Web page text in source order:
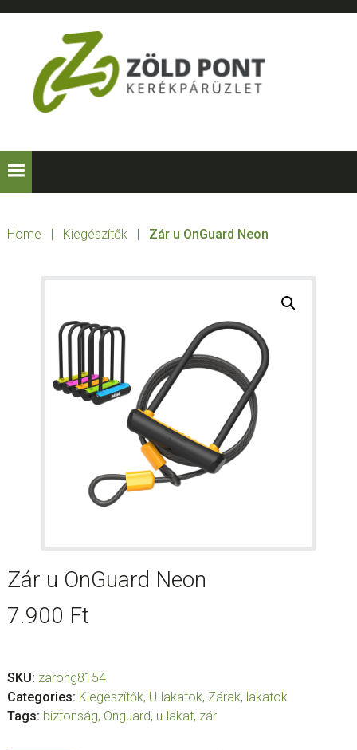
Skip
navigation
Skip
content
Skip
ZÖLD
PONT
Home | Kiegészítők | Zár u OnGuard Neon
Zár u OnGuard Neon
7.900 Ft
SKU: zarong8154
Categories: Kiegészítők, U-lakatok, Zárak, lakatok
Tags: biztonság, Onguard, u-lakat, zár